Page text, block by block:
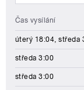
Čas vysílání
úterý 18:04, středa
středa 3:00
středa 3:00